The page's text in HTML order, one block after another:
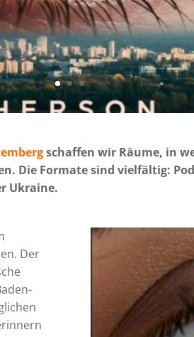
schaffen wir Räume, in
Die Formate sind vielfältig:
Ukraine.
Der